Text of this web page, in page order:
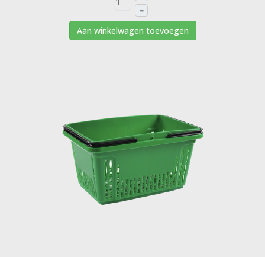
–
Aan winkelwagen toevoegen